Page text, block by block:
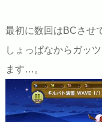
最初に数回はBCさせ
しょっぱなからガッ
ます…。